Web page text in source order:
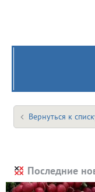
Вернуться к
Последние